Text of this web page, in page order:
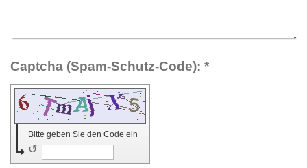
Captcha (Spam-Schutz-Code): *
Bitte geben Sie den Code ein
↺